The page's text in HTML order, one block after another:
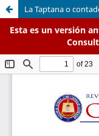
Esta es un versión